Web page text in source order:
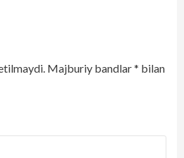
Majburiy bandlar* bilan